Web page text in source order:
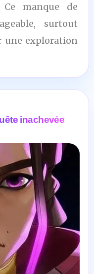
Ce manque de
surtout
une exploration
inachevée